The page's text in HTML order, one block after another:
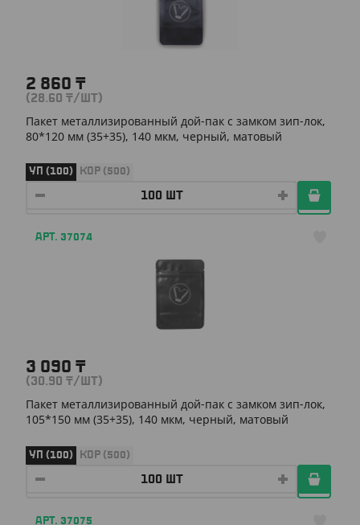
2 860 ₸
(28.60 ₸/ШТ)
Пакет металлизированный дой-пак с замком зип-лок,
80*120 мм (35+35), 140 мкм, черный, матовый
УП (100) КОР (500)
АРТ. 37074
3 090 ₸
(30.90 ₸/ШТ)
Пакет металлизированный дой-пак с замком зип-лок,
105*150 мм (35+35), 140 мкм, черный, матовый
УП (100) КОР (500)
АРТ. 37075